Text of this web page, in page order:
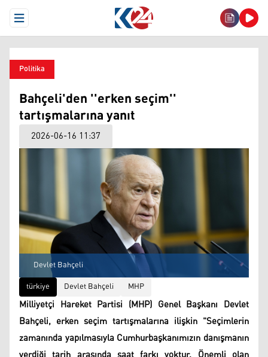
Open Menu
Politika
Bahçeli'den ''erken seçim''
tartışmalarına yanıt
2026-06-16 11:37
Devlet Bahçeli
türkiye
Devlet Bahçeli MHP
Milliyetçi Hareket Partisi (MHP) Genel Başkanı Devlet
Bahçeli, erken seçim tartışmalarına ilişkin "Seçimlerin
zamanında yapılmasıyla Cumhurbaşkanımızın danışmanın